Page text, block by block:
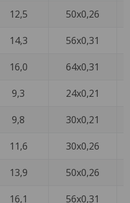
12,5 50x0,26
14,3 56x0,31
16,0 64x0,31
9,3 24x0,21
9,8 30x0,21
11,6 30x0,26
13,9 50x0,26
16,1 56x0,31